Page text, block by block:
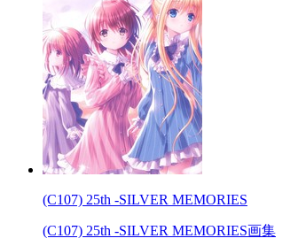
(C107) 25th -SILVER MEMORIES
(C107) 25th -SILVER MEMORIES画集